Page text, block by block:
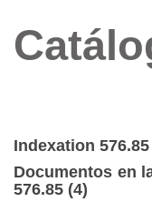
Indexation 576.85
Documentos en
576.85 (4)